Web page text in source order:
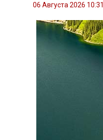
06 Августа 2026 10:31